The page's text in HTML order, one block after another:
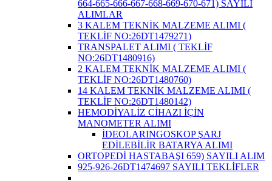
664-665-666-667-668-669-670-671) SAYILI
ALIMLAR
3 KALEM TEKNİK MALZEME ALIMI (
TEKLİF NO:26DT1479271)
TRANSPALET ALIMI ( TEKLİF
NO:26DT1480916)
2 KALEM TEKNİK MALZEME ALIMI (
TEKLİF NO:26DT1480760)
14 KALEM TEKNİK MALZEME ALIMI (
TEKLİF NO:26DT1480142)
HEMODİYALİZ CİHAZI İÇİN
MANOMETER ALIMI
İDEOLARINGOSKOP ŞARJ
EDİLEBİLİR BATARYA ALIMI
ORTOPEDİ HASTABAŞI 659) SAYILI ALIM
925-926-26DT1474697 SAYILI TEKLİFLER